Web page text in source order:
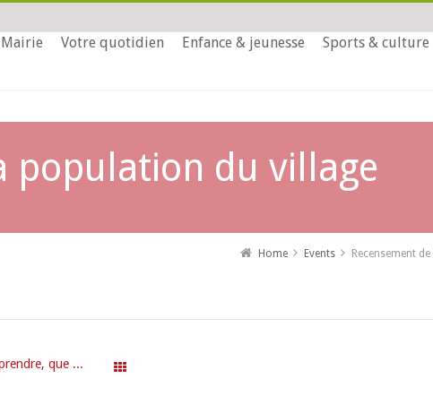
Mairie Votre quotidien Enfance & jeunesse Sports & culture
population du village
Home Events Recensement
Conférence « crises d’ados ou ados en crise : que comprendre, que faire ? »